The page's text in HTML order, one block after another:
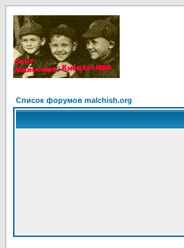
Список форумов malchish.org